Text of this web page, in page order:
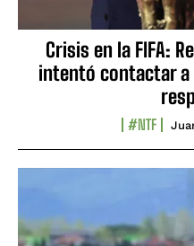
Crisis en la FIFA:
intentó contactar a
#NTF